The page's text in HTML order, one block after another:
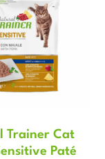
Trainer Cat
Paté